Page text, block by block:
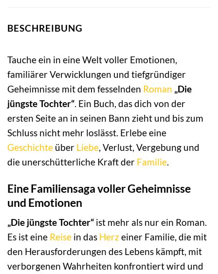
BESCHREIBUNG
Tauche ein in eine Welt voller Emotionen,
familiärer Verwicklungen und tiefgründiger
Geheimnisse mit dem fesselnden Roman „Die
jüngste Tochter“ . Ein Buch, das dich von der
ersten Seite an in seinen Bann zieht und bis zum
Schluss nicht mehr loslässt. Erlebe eine
Geschichte über Liebe , Verlust, Vergebung und
die unerschütterliche Kraft der Familie
Eine Familiensaga voller Geheimnisse
und Emotionen
„Die jüngste Tochter“ ist mehr als nur ein Roman.
Es ist eine Reise in das Herzeiner Familie, die mit
den Herausforderungen des Lebens kämpft, mit
verborgenen Wahrheiten konfrontiert wird und